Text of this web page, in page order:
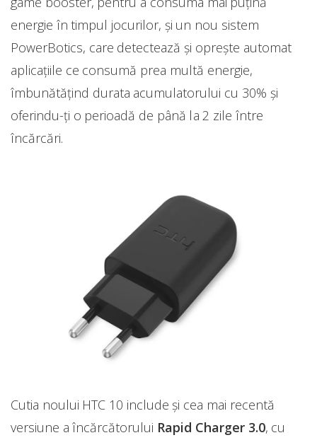
energie în timpul jocurilor, şi un nou sistem
PowerBotics, care detectează şi opreşte automat
aplicaţiile ce consumă prea multă energie,
îmbunătăţind durata acumulatorului cu 30% şi
oferindu-ți o perioadă de până la 2 zile între
încărcări.
Cutia noului HTC 10 include şi cea mai recentă
versiune a încărcătorului Rapid Charger 3.0, cu